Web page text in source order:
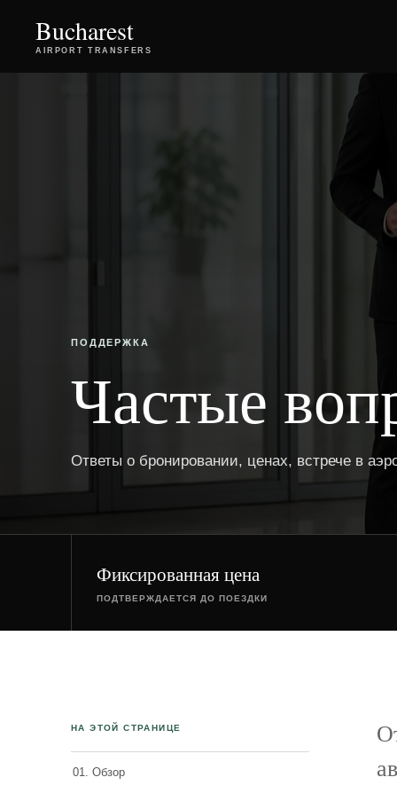
Bucharest
AIRPORT TRANSFERS
ПОДДЕРЖКА
Частые
Ответы о бронировании, ценах, встрече в
Фиксированная цена
ПОДТВЕРЖДАЕТСЯ ДО ПОЕЗДКИ
НА ЭТОЙ СТРАНИЦЕ
01. Обзор